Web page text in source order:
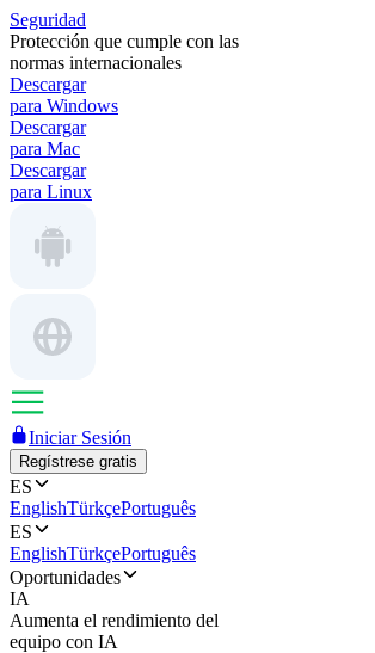
Seguridad
Protección que cumple con las
normas internacionales
Descargar
para Windows
Descargar
para Mac
Descargar
para Linux
Iniciar Sesión
Regístrese gratis
ES
EnglishTürkçePortuguês
ES
EnglishTürkçePortuguês
Oportunidades
IA
Aumenta el rendimiento del
equipo con IA